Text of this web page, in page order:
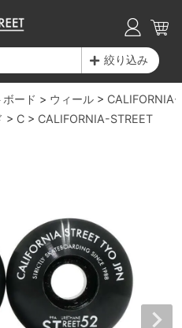
絞り込み
ボード ウィール
CALIFORNIA-
C CALIFORNIA-STREET
日発送！
料無料！
と20日は3倍！
日発送！
料無料！
と20日は3倍！
日発送！
料無料！
と20日は3倍！
日発送！
料無料！
と20日は3倍！
ォーミュラフォ
ーミュラ）
日発送！
料無料！
と20日は3倍！
日発送！
料無料！
と20日は3倍！
日発送！
料無料！
と20日は3倍！
日発送！
料無料！
と20日は3倍！
日発送！
料無料！
と20日は3倍！
歴史